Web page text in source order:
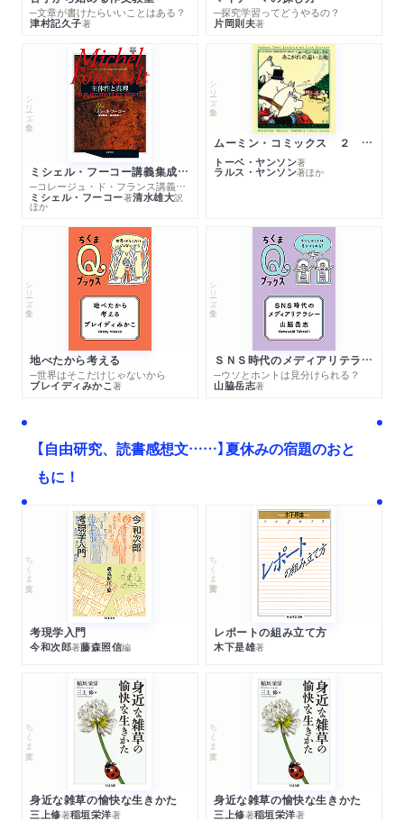
─文章が書けたらいいことはある？
津村記久子著
─探究学習ってどうやるの？
片岡則夫著
シリーズ・全集
ミシェル・フーコー講義集成１０ 主体性と真理
─コレージュ・ド・フランス講義１９８０－１９８１年度
ミシェル・フーコー著清水雄大訳
ほか
シリーズ・全集
ムーミン・コミックス ２ あこがれの遠い土地
トーベ・ヤンソン著
ラルス・ヤンソン著ほか
シリーズ・全集
地べたから考える
─世界はそこだけじゃないから
ブレイディみかこ著
シリーズ・全集
ＳＮＳ時代のメディアリテラシー
─ウソとホントは見分けられる？
山脇岳志著
【自由研究、読書感想文……】夏休みの宿題のおと
もに！
ちくま文庫
考現学入門
今和次郎著藤森照信編
ちくま学芸文庫
レポートの組み立て方
木下是雄著
ちくま文庫
身近な雑草の愉快な生きかた
三上修著稲垣栄洋著
ちくま文庫
身近な雑草の愉快な生きかた
三上修著稲垣栄洋著